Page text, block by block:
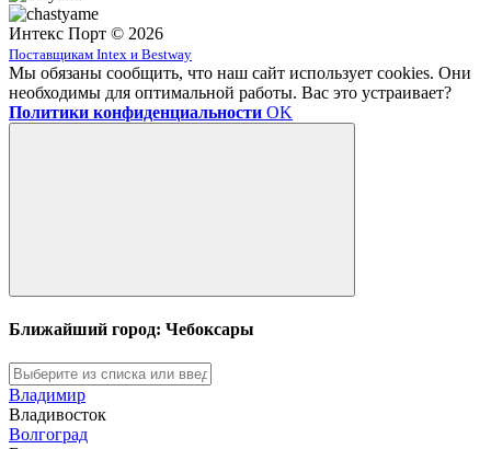
Интекс Порт © 2026
Поставщикам Intex и Bestway
Мы обязаны сообщить, что наш сайт использует cookies. Они
необходимы для оптимальной работы. Вас это устраивает?
Политики конфиденциальности OK
Ближайший город: Чебоксары
Владимир
Владивосток
Волгоград